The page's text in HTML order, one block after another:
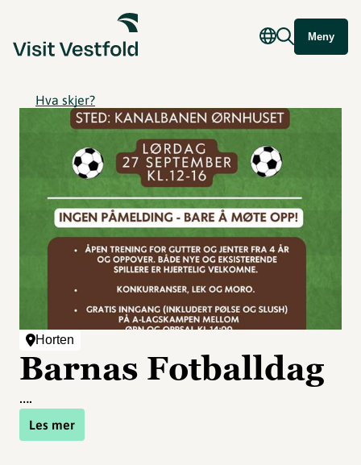
Meny
Hva skjer?
Horten
Barnas Fotballdag
….
Les mer